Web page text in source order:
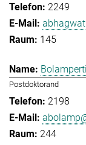
2249
145
Postdoktorand
2198
244